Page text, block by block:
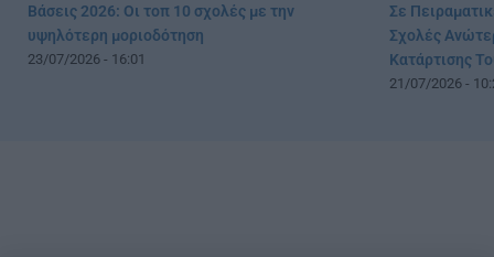
Βάσεις 2026: Oι τοπ 10 σχολές με την
υψηλότερη μοριοδότηση
23/07/2026 - 16:01
Σε
Σχολές
Κατάρτισης
21/07/2026 -